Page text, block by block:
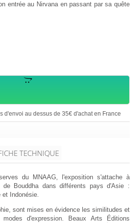
entrée au Nirvana en passant par sa quête
d'envoi au dessus de 35€ d'achat en France
TECHNIQUE
du MNAAG, l'exposition s'attache à
de Bouddha dans différents pays d'Asie :
et Indonésie.
sont mises en évidence les similitudes et
d'expression. Beaux Arts Éditions